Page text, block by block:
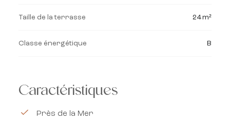
Taille de la terrasse 24 m²
Classe énergétique B
Caractéristiques
Près de la Mer